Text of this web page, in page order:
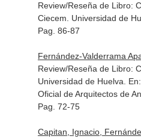
Review/Reseña de Libro:
Ciecem. Universidad de
Pag. 86-87
Fernández-Valderrama
Review/Reseña de Libro:
Universidad de Huelva.
Oficial de Arquitectos de
Pag. 72-75
Capitan, Ignacio,